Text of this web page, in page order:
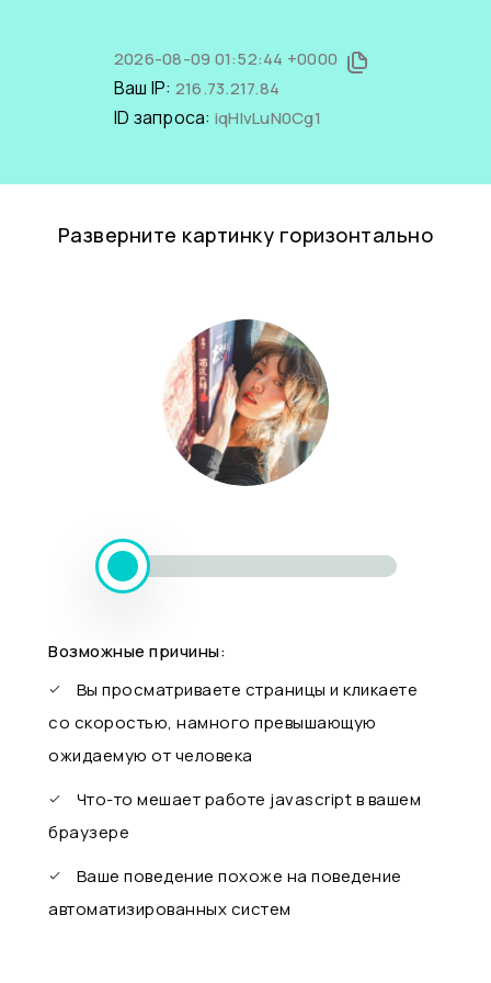
2026-08-09 01:52:44 +0000
Ваш IP: 216.73.217.84
ID запроса: iqHIvLuN0Cg1
Разверните картинку горизонтально
Возможные причины:
Вы просматриваете страницы и кликаете
со скоростью, намного превышающую
ожидаемую от человека
Что-то мешает работе javascript в вашем
браузере
Ваше поведение похоже на поведение
автоматизированных систем